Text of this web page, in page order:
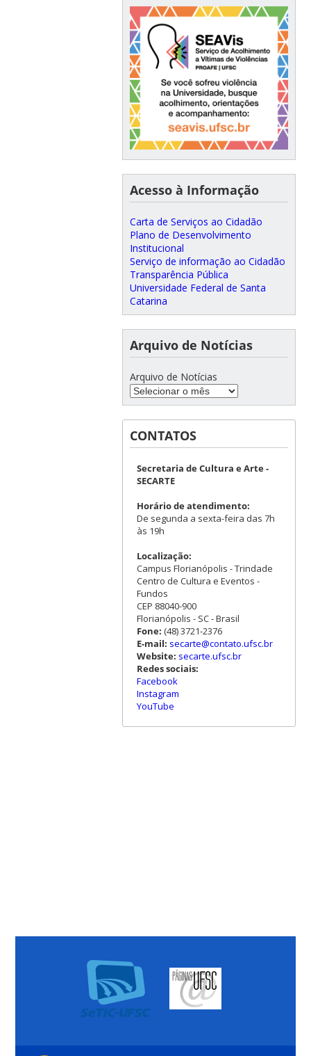
Acesso à Informação
Carta de Serviços ao Cidadão
Plano de Desenvolvimento
Institucional
Serviço de informação ao Cidadão
Transparência Pública
Universidade Federal de Santa
Catarina
Arquivo de Notícias
Arquivo de Notícias
CONTATOS
Secretaria de Cultura e Arte -
SECARTE
Horário de atendimento:
De segunda a sexta-feira das 7h
às 19h
Localização:
Campus Florianópolis - Trindade
Centro de Cultura e Eventos -
Fundos
CEP 88040-900
Florianópolis - SC - Brasil
Fone: (48) 3721-2376
E-mail: secarte@contato.ufsc.br
Website: secarte.ufsc.br
Redes sociais:
Facebook
Instagram
YouTube